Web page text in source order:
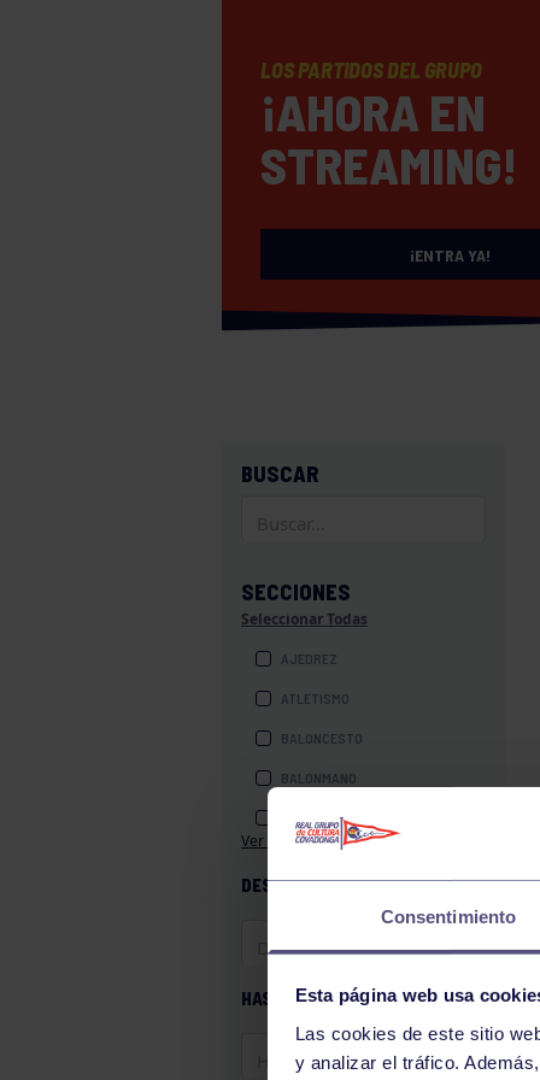
Consentimiento
Esta página web usa
Las cookies de este sitio
y analizar el tráfico.
LOS PARTIDOS DEL GRUPO
¡AHORA EN
STREAMING!
¡ENTRA YA!
BUSCAR
SECCIONES
Seleccionar Todas
AJEDREZ
ATLETISMO
BALONCESTO
BALONMANO
GAF
Ver más secciones
DESDE
HASTA